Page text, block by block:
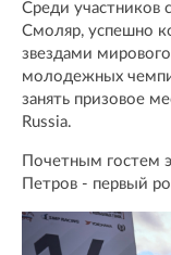
Среди участников
Смоляр, успешно
звездами
молодежных
занять призовое
Russia.
Почетным гостем
Петров - первый